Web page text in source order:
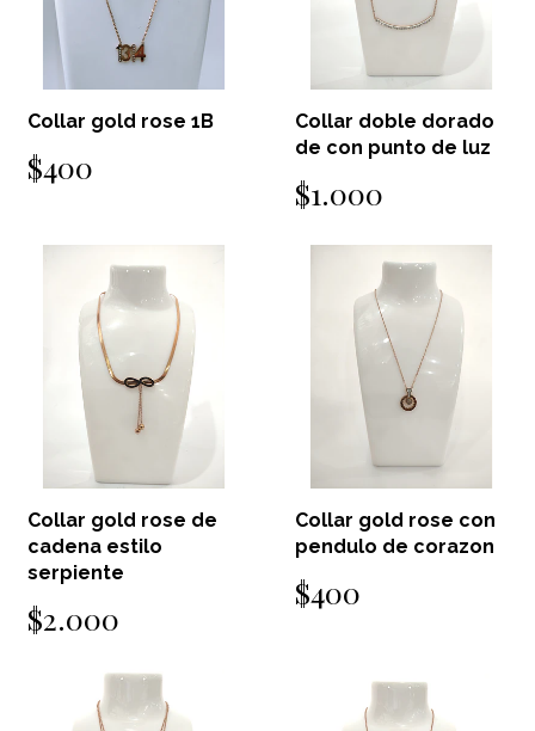
Collar gold rose 1B
$400
Collar doble dorado
de con punto de luz
$1.000
Collar gold rose de
cadena estilo
serpiente
$2.000
Collar gold rose con
pendulo de corazon
$400